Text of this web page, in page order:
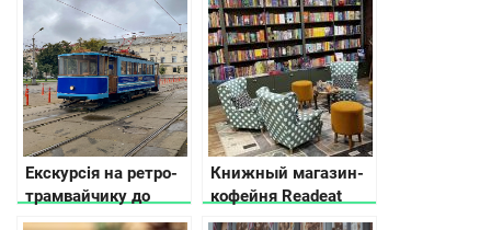
Guardians” in Kyiv
Украине
Екскурсія на ретро-
трамвайчику до
минулого й
Книжный магазин-
кофейня Readeat